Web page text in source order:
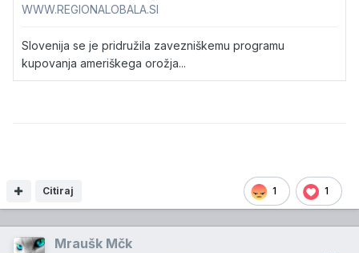
WWW.REGIONALOBALA.SI
Slovenija se je pridružila zavezniškemu programu
kupovanja ameriškega orožja...
1 1
Citiraj
Mraušk Mčk